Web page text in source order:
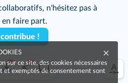
n'hésitez pas à
en faire part.
!
sur ce site, des cookies nécessaires
et exemptés de consentement sont